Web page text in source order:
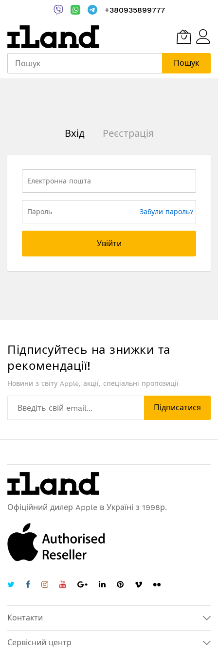
+380935899777
Пошук
Вхід Реєстрація
Забули пароль?
Увійти
Підписуйтесь на знижки та
рекомендації!
Новини з світу Apple, акції, спеціальні пропозиції
Підписатися
Офіційний дилер Apple в Україні з 1998р.
Контакти
Сервісний центр